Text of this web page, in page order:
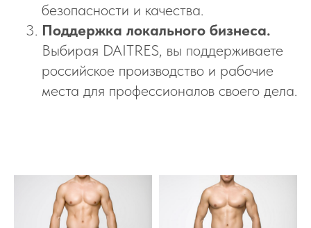
безопасности и качества.
Поддержка локального бизнеса.
Выбирая DAITRES, вы поддерживаете
российское производство и рабочие
места для профессионалов своего дела.